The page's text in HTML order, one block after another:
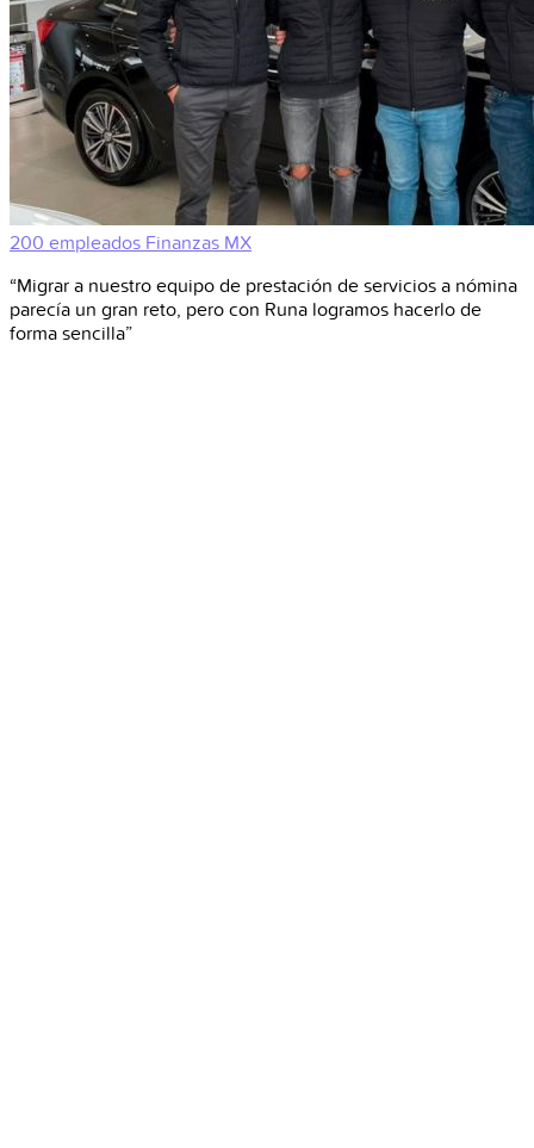
200 empleados Finanzas MX
“Migrar a nuestro equipo de prestación de servicios a nómina
parecía un gran reto, pero con Runa logramos hacerlo de
forma sencilla”